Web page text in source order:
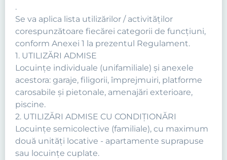
.
Se va aplica lista utilizărilor / activităţilor
corespunzătoare fiecărei categorii de funcţiuni,
conform Anexei 1 la prezentul Regulament.
1. UTILIZĂRI ADMISE
Locuinţe individuale (unifamiliale) şi anexele
acestora: garaje, filigorii, împrejmuiri, platforme
carosabile şi pietonale, amenajări exterioare,
piscine.
2. UTILIZĂRI ADMISE CU CONDIŢIONĂRI
Locuinţe semicolective (familiale), cu maximum
două unităţi locative - apartamente suprapuse
sau locuinţe cuplate.